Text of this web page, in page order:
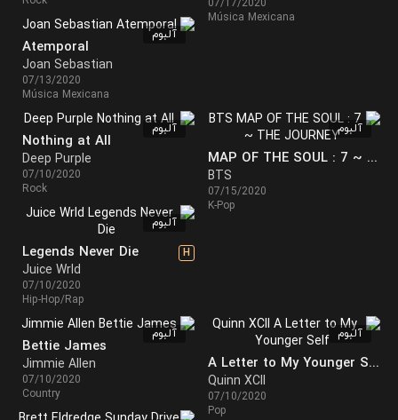
07/17/2020
Música Mexicana
آلبوم
Atemporal
Joan Sebastian
07/13/2020
Música Mexicana
آلبوم
MAP OF THE SOUL : 7 ~ THE JOURNEY ~
BTS
07/15/2020
K-Pop
آلبوم
Nothing at All
Deep Purple
07/10/2020
Rock
آلبوم
Legends Never Die H
Juice Wrld
07/10/2020
Hip-Hop/Rap
آلبوم
A Letter to My Younger Self
Quinn XCII
07/10/2020
Pop
آلبوم
Bettie James
Jimmie Allen
07/10/2020
Country